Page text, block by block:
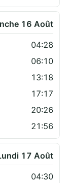
16 Août
04:28
06:10
13:18
17:17
20:26
21:56
17 Août
04:30